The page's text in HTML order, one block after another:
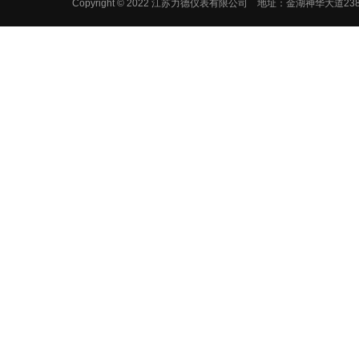
Copyright © 2022 江苏力德仪表有限公司 地址：金湖神华大道